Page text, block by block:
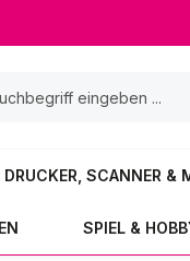
DRUCKER, SCANNER &
SPIEL &